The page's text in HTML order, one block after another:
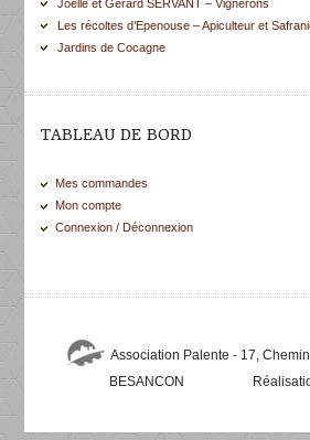
Joëlle et Gérard SERVANT – Vignerons
Les récoltes d’Epenouse – Apiculteur et
Jardins de Cocagne
TABLEAU DE BORD
Mes commandes
Mon compte
Connexion / Déconnexion
Association Palente - 17,
BESANCON